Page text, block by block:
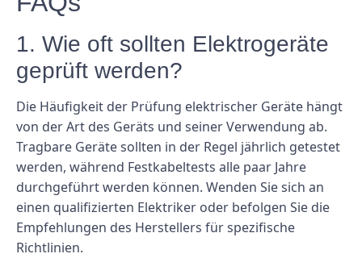
1. Wie oft sollten Elektrogeräte
geprüft werden?
Die Häufigkeit der Prüfung elektrischer Geräte hängt
von der Art des Geräts und seiner Verwendung ab.
Tragbare Geräte sollten in der Regel jährlich getestet
werden, während Festkabeltests alle paar Jahre
durchgeführt werden können. Wenden Sie sich an
einen qualifizierten Elektriker oder befolgen Sie die
Empfehlungen des Herstellers für spezifische
Richtlinien.